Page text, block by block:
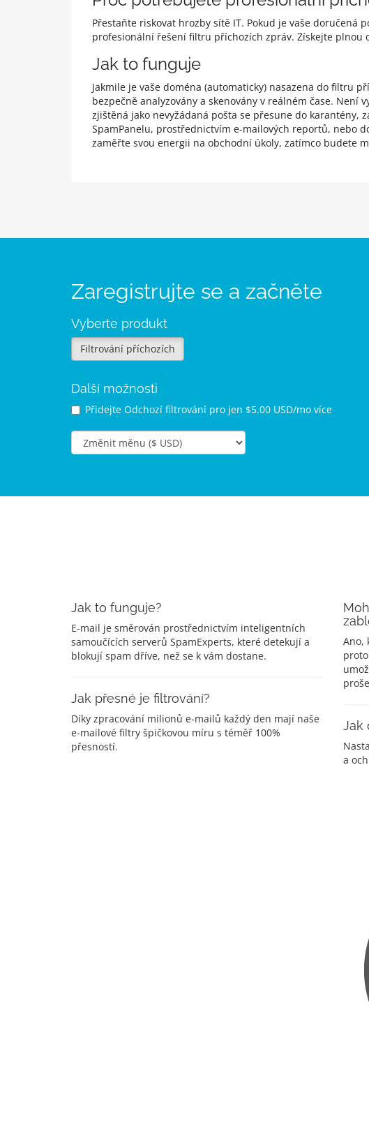
Přestaňte riskovat hrozby sítě IT. Pokud je vaše
profesionální řešení filtru příchozích zpráv. Získejte plnou
Jak to funguje
Jakmile je vaše doména (automaticky) nasazena do filtru
bezpečně analyzovány a skenovány v reálném čase. Není
zjištěná jako nevyžádaná pošta se přesune do karantény,
SpamPanelu, prostřednictvím e-mailových reportů, nebo
zaměřte svou energii na obchodní úkoly, zatímco budete
Zaregistrujte se a začněte
Vyberte produkt
Filtrování příchozích
Další možnosti
Přidejte Odchozí filtrování pro jen $5.00 USD/mo více
Jak to funguje?
E-mail je směrován prostřednictvím inteligentních
samoučících serverů SpamExperts, které detekují a
blokují spam dříve, než se k vám dostane.
Jak přesné je filtrování?
Díky zpracování milionů e-mailů každý den mají naše
e-mailové filtry špičkovou míru s téměř 100%
přesností.
Ano,
Jak
a